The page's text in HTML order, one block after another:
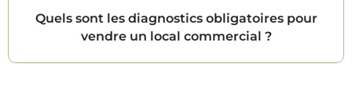
Quels sont les diagnostics obligatoires pour
vendre un local commercial ?